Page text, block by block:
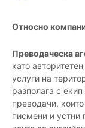
Относно
Преводаческа
като
услуги на
разполага с
преводачи,
писмени и